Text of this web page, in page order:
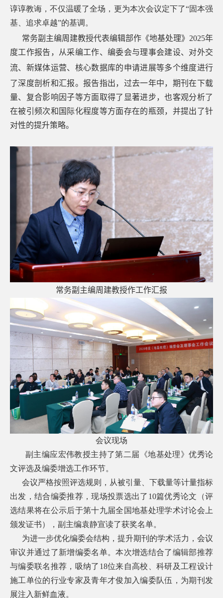
谆谆教诲，不仅温暖了全场，更为本次会议定下了“固本强
基、追求卓越”的基调。
常务副主编周建教授代表编辑部作 《地基处理》 2025年
度工作报告，从采编工作、编委会与理事会建设、对外交
流、新媒体运营、核心数据库的申请进展等多个维度进行
了深度剖析和汇报。报告指出，过去一年中， 期刊在下载
量、复合影响因子等方面取得了显著进步，也客观分析了
在被引频次和国际化程度等方面存在的瓶颈，并提出了针
对性的提升策略。
常务副主编周建教授作工作汇报
会议现场
副主编应宏伟教授主持了第二届《地基处理》优秀论
文评选及编委增选工作环节。
会议严格按照评选规则，从被引量、下载量等计量指标
出发，结合编委推荐，现场投票选出了 10篇优秀论文（评
选结果将在公示后于第十九届全国地基处理学术讨论会上
颁发证书），副主编袁静宣读了获奖名单。
为进一步优化编委会结构，提升期刊的学术活力，会议
审议并通过了新增编委名单。本次增选结合了编辑部推荐
与编委联名推荐，吸纳了 18位来自高校、科研及工程设计
施工单位的行业专家及青年才俊加入编委队伍，为期刊发
展注入新鲜血液。